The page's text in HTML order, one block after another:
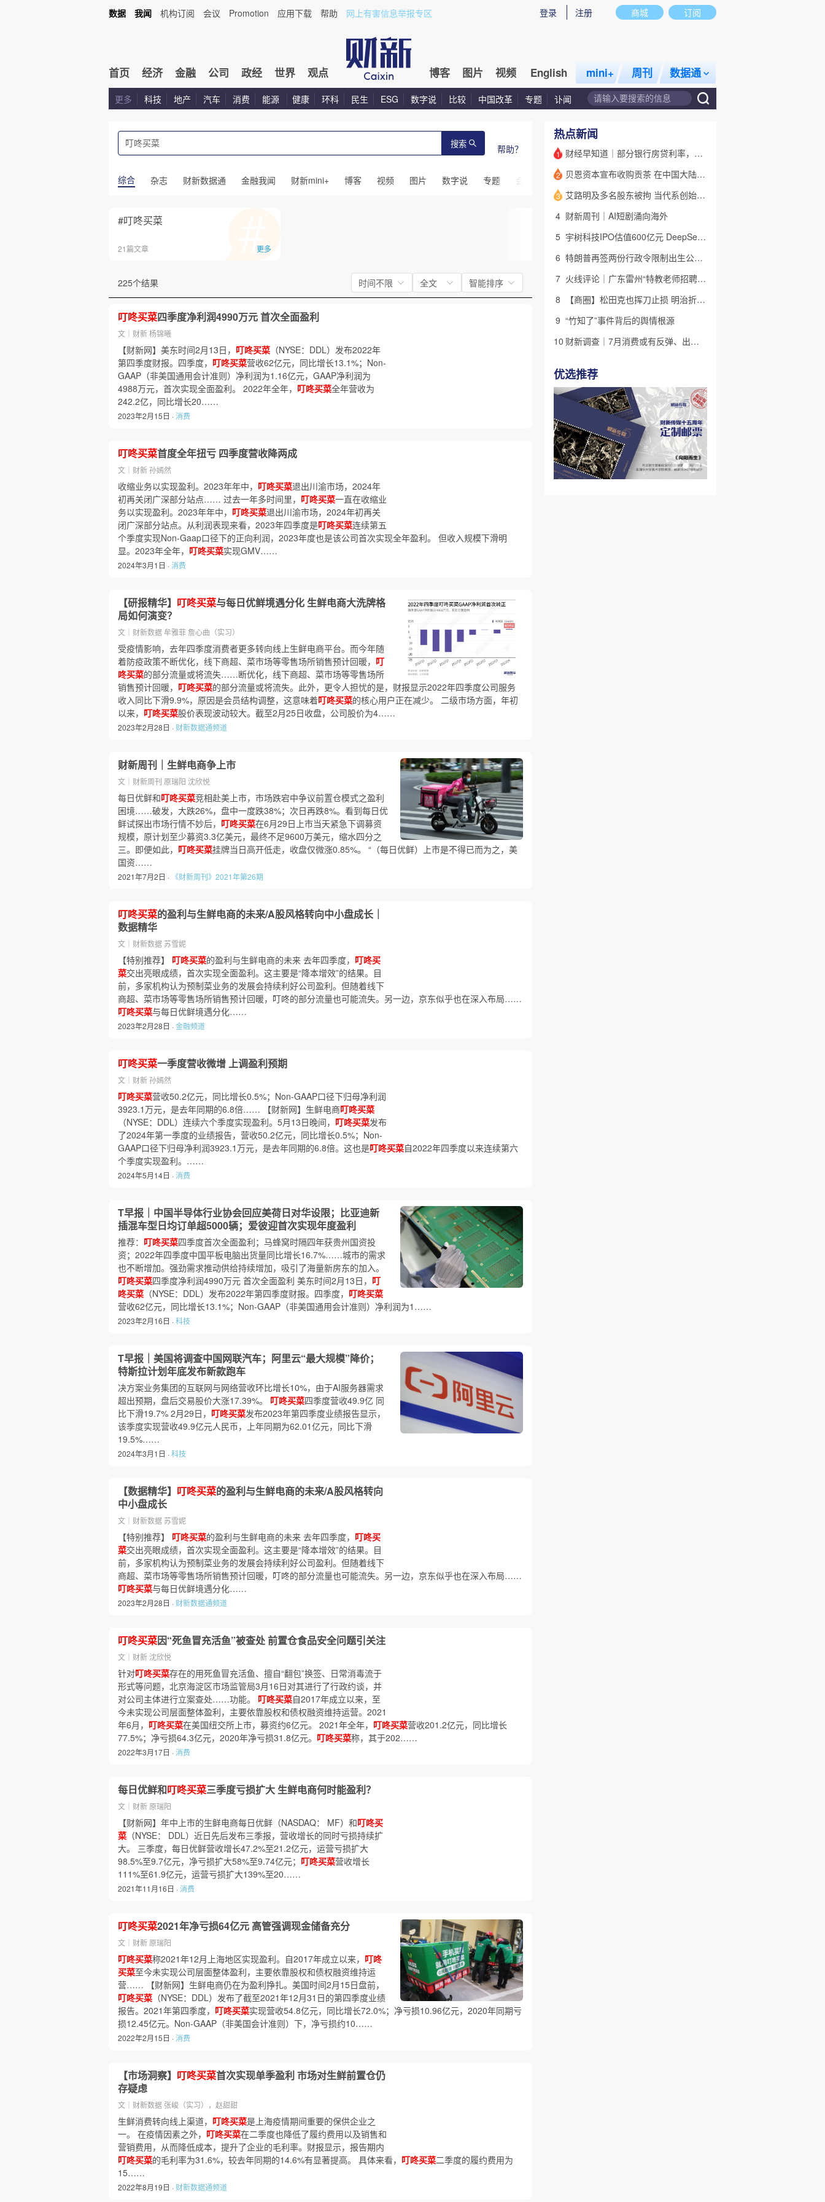
商城 订阅
登录 注册
数据 我闻 机构订阅 会议 Promotion 应用下载 帮助 网上有害信息举报专区
首页 经济 金融 公司 政经 世界 观点 博客 图片 视频 English mini+ 周刊 数据通
更多 科技 地产 汽车 消费 能源 健康 环科 民生 ESG 数字说 比较 中国改革 专题 讣闻
搜索 帮助？
综合 杂志 财新数据通 金融我闻 财新mini+ 博客 视频 图片 数字说 专题 会议 话题 特别呈现 私房课
#叮咚买菜
21篇文章 更多
225个结果 时间不限 全文 智能排序
叮咚买菜四季度净利润4990万元 首次全面盈利
文｜财新 杨锦曦
【财新网】美东时间2月13日， 叮咚买菜 （NYSE：DDL）发布2022年
第四季度财报。四季度， 叮咚买菜营收62亿元，同比增长13.1%；Non-
GAAP（非美国通用会计准则）净利润为1.16亿元，GAAP净利润为
4988万元，首次实现全面盈利。 2022年全年， 叮咚买菜全年营收为
242.2亿，同比增长20……
2023年2月15日 ·消费
叮咚买菜首度全年扭亏 四季度营收降两成
文｜财新 孙嫣然
收缩业务以实现盈利。2023年年中， 叮咚买菜退出川渝市场，2024年
初再关闭广深部分站点…… 过去一年多时间里， 叮咚买菜一直在收缩业
务以实现盈利。2023年年中， 叮咚买菜退出川渝市场，2024年初再关
闭广深部分站点。从利润表现来看，2023年四季度是叮咚买菜连续第五
个季度实现Non-Gaap口径下的正向利润，2023年度也是该公司首次实现全年盈利。 但收入规模下滑明
显。2023年全年， 叮咚买菜实现GMV……
2024年3月1日 ·消费
【研报精华】 叮咚买菜与每日优鲜境遇分化 生鲜电商大洗牌格
局如何演变？
文｜财新数据 牟雅菲 詹心曲（实习）
受疫情影响，去年四季度消费者更多转向线上生鲜电商平台。而今年随
着防疫政策不断优化，线下商超、菜市场等零售场所销售预计回暖， 叮
咚买菜的部分流量或将流失……断优化，线下商超、菜市场等零售场所
销售预计回暖， 叮咚买菜的部分流量或将流失。此外，更令人担忧的是，财报显示2022年四季度公司服务
收入同比下滑9.9%，原因是会员结构调整，这意味着叮咚买菜的核心用户正在减少。 二级市场方面，年初
以来， 叮咚买菜股价表现波动较大。截至2月25日收盘，公司股价为4……
2023年2月28日 · 财新数据通频道
财新周刊｜生鲜电商争上市
文｜财新周刊 原瑞阳 沈欣悦
每日优鲜和叮咚买菜竞相赴美上市，市场跌宕中争议前置仓模式之盈利
困境……破发，大跌26%，盘中一度跌38%；次日再跌8%。看到每日优
鲜试探出市场行情不妙后， 叮咚买菜在6月29日上市当天紧急下调募资
规模，原计划至少募资3.3亿美元，最终不足9600万美元，缩水四分之
三。即便如此， 叮咚买菜挂牌当日高开低走，收盘仅微涨0.85%。 “（每日优鲜）上市是不得已而为之，美
国资……
2021年7月2日 · 《财新周刊》2021年第26期
叮咚买菜的盈利与生鲜电商的未来/A股风格转向中小盘成长｜
数据精华
文｜财新数据 苏雪妮
【特别推荐】 叮咚买菜的盈利与生鲜电商的未来 去年四季度， 叮咚买
菜交出亮眼成绩，首次实现全面盈利。这主要是“降本增效”的结果。目
前，多家机构认为预制菜业务的发展会持续利好公司盈利。但随着线下
商超、菜市场等零售场所销售预计回暖，叮咚的部分流量也可能流失。另一边，京东似乎也在深入布局……
叮咚买菜与每日优鲜境遇分化……
2023年2月28日 ·金融频道
叮咚买菜一季度营收微增 上调盈利预期
文｜财新 孙嫣然
叮咚买菜营收50.2亿元，同比增长0.5%；Non-GAAP口径下归母净利润
3923.1万元，是去年同期的6.8倍…… 【财新网】生鲜电商叮咚买菜
（NYSE：DDL）连续六个季度实现盈利。5月13日晚间， 叮咚买菜发布
了2024年第一季度的业绩报告，营收50.2亿元，同比增长0.5%；Non-
GAAP口径下归母净利润3923.1万元，是去年同期的6.8倍。这也是叮咚买菜自2022年四季度以来连续第六
个季度实现盈利。……
2024年5月14日 ·消费
T早报｜中国半导体行业协会回应美荷日对华设限；比亚迪新
插混车型日均订单超5000辆；爱彼迎首次实现年度盈利
推荐： 叮咚买菜四季度首次全面盈利；马蜂窝时隔四年获贵州国资投
资；2022年四季度中国平板电脑出货量同比增长16.7%……城市的需求
也不断增加。强劲需求推动供给持续增加，吸引了海量新房东的加入。
叮咚买菜四季度净利润4990万元 首次全面盈利 美东时间2月13日， 叮
咚买菜 （NYSE：DDL）发布2022年第四季度财报。四季度， 叮咚买菜
营收62亿元，同比增长13.1%；Non-GAAP（非美国通用会计准则）净利润为1……
2023年2月16日 ·科技
T早报｜美国将调查中国网联汽车；阿里云“最大规模”降价；
特斯拉计划年底发布新款跑车
决方案业务集团的互联网与网络营收环比增长10%，由于AI服务器需求
超出预期，盘后交易股价大涨17.39%。 叮咚买菜四季度营收49.9亿 同
比下滑19.7% 2月29日， 叮咚买菜发布2023年第四季度业绩报告显示，
该季度实现营收49.9亿元人民币，上年同期为62.01亿元，同比下滑
19.5%……
2024年3月1日 ·科技
【数据精华】 叮咚买菜的盈利与生鲜电商的未来/A股风格转向
中小盘成长
文｜财新数据 苏雪妮
【特别推荐】 叮咚买菜的盈利与生鲜电商的未来 去年四季度， 叮咚买
菜交出亮眼成绩，首次实现全面盈利。这主要是“降本增效”的结果。目
前，多家机构认为预制菜业务的发展会持续利好公司盈利。但随着线下
商超、菜市场等零售场所销售预计回暖，叮咚的部分流量也可能流失。另一边，京东似乎也在深入布局……
叮咚买菜与每日优鲜境遇分化……
2023年2月28日 · 财新数据通频道
叮咚买菜因“死鱼冒充活鱼”被查处 前置仓食品安全问题引关注
文｜财新 沈欣悦
针对叮咚买菜存在的用死鱼冒充活鱼、擅自“翻包”换签、日常消毒流于
形式等问题，北京海淀区市场监管局3月16日对其进行了行政约谈，并
对公司主体进行立案查处……功能。 叮咚买菜自2017年成立以来，至
今未实现公司层面整体盈利，主要依靠股权和债权融资维持运营。2021
年6月， 叮咚买菜在美国纽交所上市，募资约6亿元。 2021年全年， 叮咚买菜营收201.2亿元，同比增长
77.5%；净亏损64.3亿元，2020年净亏损31.8亿元。 叮咚买菜称，其于202……
2022年3月17日 ·消费
每日优鲜和叮咚买菜三季度亏损扩大 生鲜电商何时能盈利？
文｜财新 原瑞阳
【财新网】年中上市的生鲜电商每日优鲜（NASDAQ： MF）和叮咚买
菜 （NYSE： DDL）近日先后发布三季报，营收增长的同时亏损持续扩
大。 三季度，每日优鲜营收增长47.2%至21.2亿元，运营亏损扩大
98.5%至9.7亿元，净亏损扩大58%至9.74亿元； 叮咚买菜营收增长
111%至61.9亿元，运营亏损扩大139%至20……
2021年11月16日 ·消费
叮咚买菜2021年净亏损64亿元 高管强调现金储备充分
文｜财新 原瑞阳
叮咚买菜称2021年12月上海地区实现盈利。自2017年成立以来， 叮咚
买菜至今未实现公司层面整体盈利，主要依靠股权和债权融资维持运
营…… 【财新网】生鲜电商仍在为盈利挣扎。美国时间2月15日盘前，
叮咚买菜 （NYSE：DDL）发布了截至2021年12月31日的第四季度业绩
报告。2021年第四季度， 叮咚买菜实现营收54.8亿元，同比增长72.0%；净亏损10.96亿元，2020年同期亏
损12.45亿元。Non-GAAP（非美国会计准则）下，净亏损约10……
2022年2月15日 ·消费
【市场洞察】 叮咚买菜首次实现单季盈利 市场对生鲜前置仓仍
存疑虑
文｜财新数据 张峻（实习），赵甜甜
生鲜消费转向线上渠道， 叮咚买菜是上海疫情期间重要的保供企业之
一。 在疫情因素之外， 叮咚买菜在二季度也降低了履约费用以及销售和
营销费用，从而降低成本，提升了企业的毛利率。财报显示，报告期内
叮咚买菜的毛利率为31.6%，较去年同期的14.6%有显著提高。 具体来看， 叮咚买菜二季度的履约费用为
15……
2022年8月19日 · 财新数据通频道
热点新闻
1 财经早知道｜部分银行房贷利率，降至“2字头
2 贝恩资本宣布收购贡茶 在中国大陆无法注册商标后退出市场
3
艾路明及多名股东被拘 当代系创始人因何此时被清算
4 财新周刊｜AI短剧涌向海外
5
宇树科技IPO估值600亿元 DeepSeek参与战略配售
6
特朗普再签两份行政令限制出生公民权 意图打击生育旅游产业
7
火线评论｜广东雷州“特教老师招聘违规”很雷，仍有诸多疑点
8
【商圈】松田克也挥刀止损 明治折戟中国乳业
9 “竹知了”事件背后的舆情根源
10
财新调查｜7月消费或有反弹、出口维持强劲 受哪些因素带动？
优选推荐